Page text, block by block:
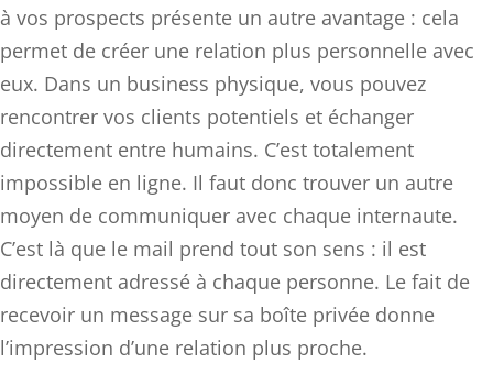
à vos prospects présente un autre avantage : cela
permet de créer une relation plus personnelle avec
eux. Dans un business physique, vous pouvez
rencontrer vos clients potentiels et échanger
directement entre humains. C’est totalement
impossible en ligne. Il faut donc trouver un autre
moyen de communiquer avec chaque internaute.
C’est là que le mail prend tout son sens : il est
directement adressé à chaque personne. Le fait de
recevoir un message sur sa boîte privée donne
l’impression d’une relation plus proche.